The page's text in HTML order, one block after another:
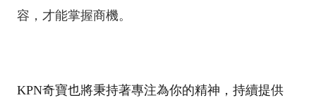
容，才能掌握商機。
KPN奇寶也將秉持著專注為你的精神，持續提供